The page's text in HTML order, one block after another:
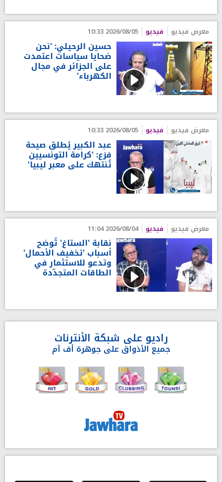
معرض فيديو فيديو 2026/08/05 10:33
حسين الرحيلي: 'نحن
ضحايا سياسات اعتمدت
على الجزائر في مجال
الكهرباء'
معرض فيديو فيديو 2026/08/05 10:33
عبد الكبير يُطلق صيحة
فزع: 'كرامة التونسيين
تُنتهك على معبر ليبيا'
معرض فيديو فيديو 2026/08/04 11:04
نقابة 'الستاغ' تُوضح
أسباب 'تخفيف الأحمال'
وتدعو للاستثمار في
الطاقات المتجدّدة
راديو على شبكة الأنترنات
جميع الأذواق على جوهرة أف آم